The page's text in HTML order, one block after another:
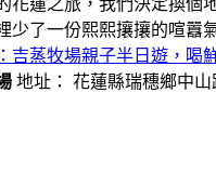
蓮之旅，我們決定換個
了一份熙熙攘攘的喧
吉蒸牧場親子半日遊，喝
地址： 花蓮縣瑞穗鄉中山